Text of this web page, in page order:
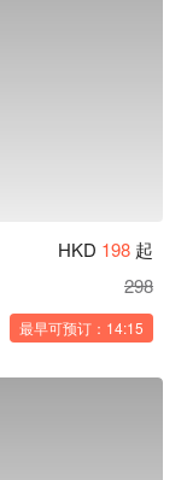
HKD 198 起
298
最早可预订：14:15